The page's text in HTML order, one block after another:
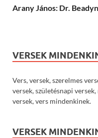
Arany János: Dr.
VERSEK
Vers, versek, szerelmes
versek, születésnapi
versek, vers mindenkinek.
VERSEK